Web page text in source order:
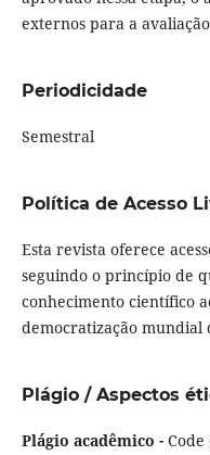
externos para a
Periodicidade
Semestral
Política de Acesso
Esta revista oferece
seguindo o princípio de
conhecimento científico
democratização mundial
Plágio / Aspectos
Plágio acadêmico - Code